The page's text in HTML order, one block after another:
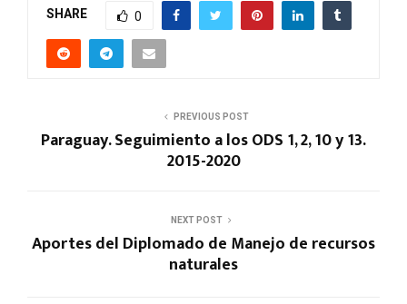
SHARE 0
PREVIOUS POST
Paraguay. Seguimiento a los ODS 1, 2, 10 y 13.
2015-2020
NEXT POST
Aportes del Diplomado de Manejo de recursos
naturales